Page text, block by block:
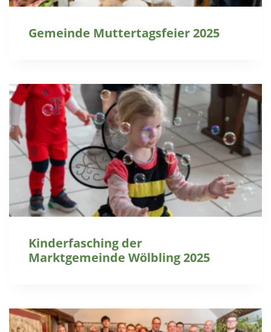
Gemeinde Muttertagsfeier 2025
Kinderfasching der
Marktgemeinde Wölbling 2025